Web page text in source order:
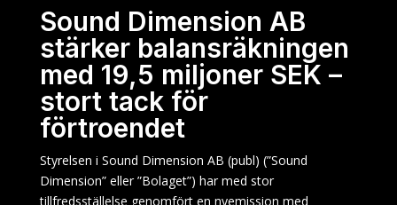
Sound Dimension AB
stärker balansräkningen
med 19,5 miljoner SEK –
stort tack för
förtroendet
Styrelsen i Sound Dimension AB (publ) (”Sound
Dimension” eller ”Bolaget”) har med stor
tillfredsställelse genomfört en nyemission med